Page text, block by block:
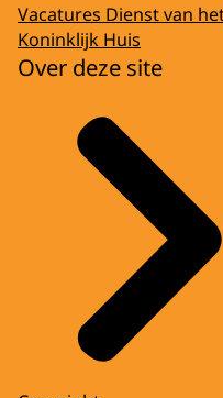
Vacatures Dienst van
Koninklijk Huis
Over deze site